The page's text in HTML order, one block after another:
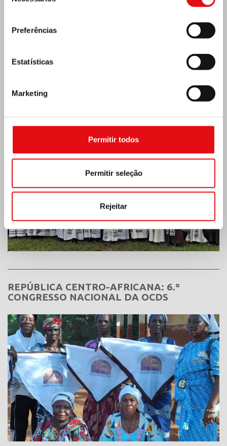
Preferências
Estatísticas
Marketing
Permitir todos
Permitir seleção
Rejeitar
REPÚBLICA CENTRO-AFRICANA: 6.º
CONGRESSO NACIONAL DA OCDS